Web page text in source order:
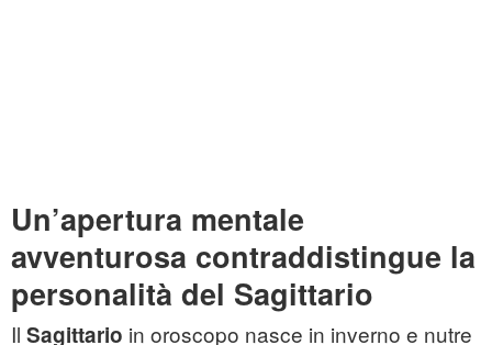
Un’apertura mentale
avventurosa contraddistingue la
personalità del Sagittario
Il Sagittario in oroscopo nasce in inverno e nutre